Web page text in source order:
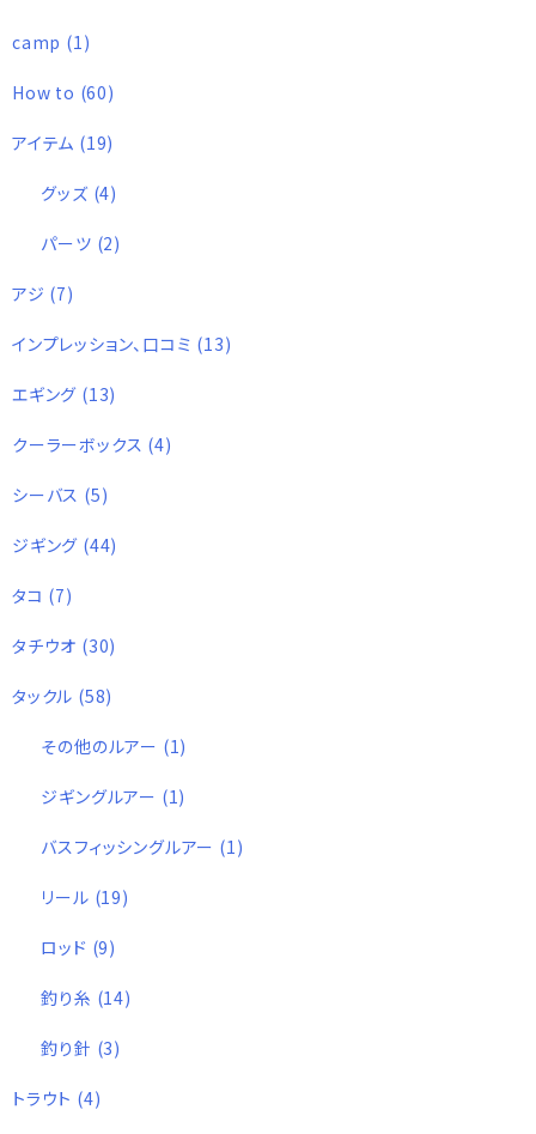
camp (1)
How to (60)
アイテム (19)
グッズ (4)
パーツ (2)
アジ (7)
インプレッション、口コミ (13)
エギング (13)
クーラーボックス (4)
シーバス (5)
ジギング (44)
タコ (7)
タチウオ (30)
タックル (58)
その他のルアー (1)
ジギングルアー (1)
バスフィッシングルアー (1)
リール (19)
ロッド (9)
釣り糸 (14)
釣り針 (3)
トラウト (4)